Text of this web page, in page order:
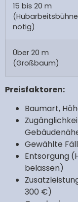
15 bis 20 m
(Hubarbeitsbühne
nötig)
Über 20 m
(Großbaum)
Preisfaktoren:
Baumart,
Gewählte
Entsorgung
belassen)
300 €)